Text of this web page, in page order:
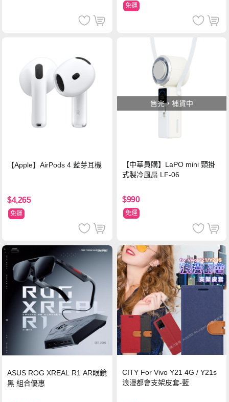
免運
【Apple】AirPods 4 藍芽耳機
$4,265
免運
售完，補貨中
【中華員購】LaPO mini 頸掛
式製冷風扇 LF-06
$990
免運
ASUS ROG XREAL R1 AR眼鏡
黑 組合優惠
CITY For Vivo Y21 4G / Y21s
浪漫都會支架皮套-藍